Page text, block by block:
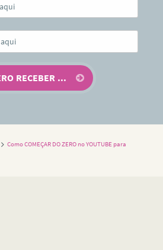
Como COMEÇAR DO ZERO no YOUTUBE para